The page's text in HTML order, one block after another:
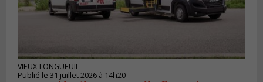
VIEUX-LONGUEUIL
Publié le 31 juillet 2026 à 14h20